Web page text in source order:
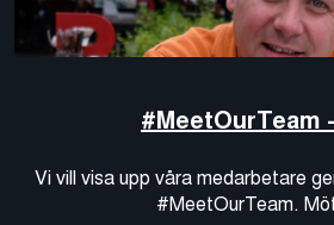
#MeetOurTeam
Vi vill visa upp våra medarbetare
#MeetOurTeam.